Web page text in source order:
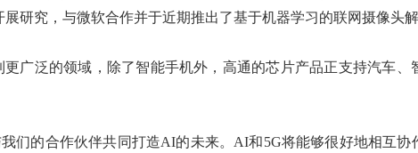
研究，与微软合作并于近期推出了基于机器学习的联网摄像头解
泛的领域，除了智能手机外，高通的芯片产品正支持汽车、
我们的合作伙伴共同打造AI的未来。AI和5G将能够很好地相互